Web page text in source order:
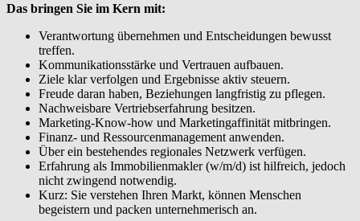
führen. Von der normierten Immobilienbewertung über individuelle
Vermarktungskonzepte bis zur Vertragsunterzeichnung generieren
Sie eine hohe Kundenzufriedenheit, Wiederempfehlungen und
erfolgreiche Vermittlungen.
Als lokaler Immobilienexperte (m/w/d) sichtbar werden. Sie
analysieren Ihren Markt, erkennen Chancen frühzeitig und
entwickeln eigene Marketingmaßnahmen, die Sie in Ihrer Region
eindeutig positionieren, um eine spürbare Reichweite und ein
wachsendes Standing als verlässliche Ansprechperson zu erreichen.
Ein tragfähiges Netzwerk aufbauen und pflegen. Sie erschließen das
W&W Netzwerk und etablieren ein persönliches Partnernetzwerk
aus Eigentümerinnen und Eigentümern, Tippgeberinnen und
Tippgebern, Dienstleisterinnen und Dienstleistern und lokalen
Das bringen Sie im Kern mit:
Verantwortung übernehmen und Entscheidungen bewusst
treffen.
Kommunikationsstärke und Vertrauen aufbauen.
Ziele klar verfolgen und Ergebnisse aktiv steuern.
Freude daran haben, Beziehungen langfristig zu pflegen.
Nachweisbare Vertriebserfahrung besitzen.
Marketing-Know-how und Marketingaffinität mitbringen.
Finanz- und Ressourcenmanagement anwenden.
Über ein bestehendes regionales Netzwerk verfügen.
Erfahrung als Immobilienmakler (w/m/d) ist hilfreich, jedoch
nicht zwingend notwendig.
Kurz: Sie verstehen Ihren Markt, können Menschen
begeistern und packen unternehmerisch an.